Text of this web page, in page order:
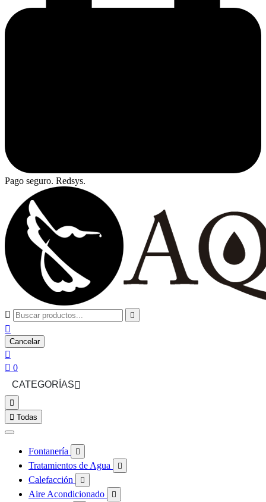
Pago seguro. Redsys.
 

Cancelar

 0
CATEGORÍAS

 Todas
Fontanería 
Tratamientos de Agua 
Calefacción 
Aire Acondicionado 